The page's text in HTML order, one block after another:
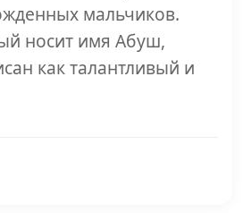
мальчиков.
носит имя Абуш,
как талантливый и